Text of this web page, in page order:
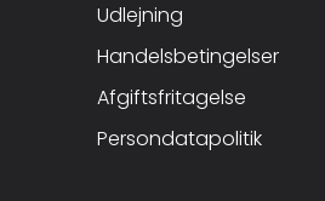
Udlejning
Handelsbetingelser
Afgiftsfritagelse
Persondatapolitik